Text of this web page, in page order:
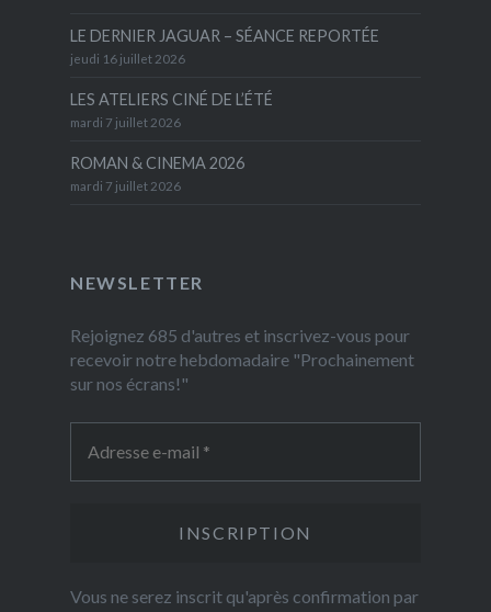
LE DERNIER JAGUAR – SÉANCE REPORTÉE
jeudi 16 juillet 2026
LES ATELIERS CINÉ DE L’ÉTÉ
mardi 7 juillet 2026
ROMAN & CINEMA 2026
mardi 7 juillet 2026
NEWSLETTER
Rejoignez 685 d'autres et inscrivez-vous pour
recevoir notre hebdomadaire "Prochainement
sur nos écrans!"
Vous ne serez inscrit qu'après confirmation par